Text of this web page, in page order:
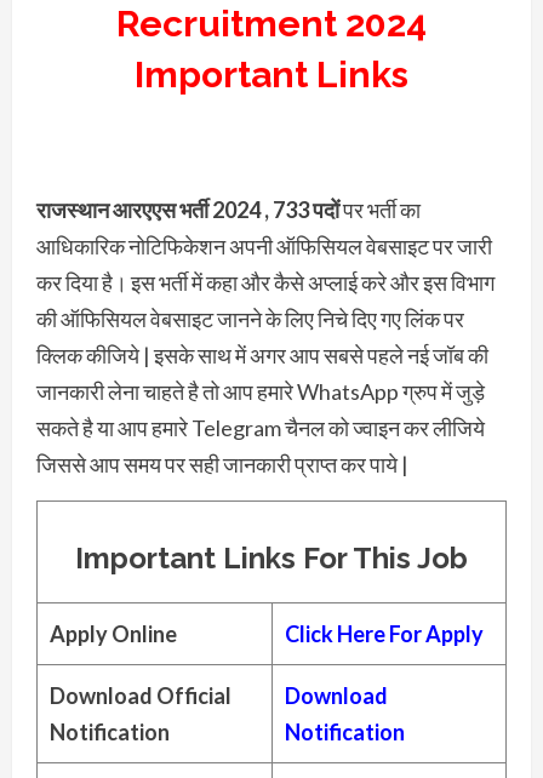
Recruitment 2024
Important Links
राजस्थान आरएएस भर्ती 2024 , 733 पदोंपर भर्ती का
आधिकारिक नोटिफिकेशन अपनी ऑफिसियल वेबसाइट पर जारी
कर दिया है। इस भर्ती में कहा और कैसे अप्लाई करे और इस विभाग
की ऑफिसियल वेबसाइट जानने के लिए निचे दिए गए लिंक पर
क्लिक कीजिये | इसके साथ में अगर आप सबसे पहले नई जॉब की
जानकारी लेना चाहते है तो आप हमारे WhatsApp ग्रुप में जुड़े
सकते है या आप हमारे Telegram चैनल को ज्वाइन कर लीजिये
जिससे आप समय पर सही जानकारी प्राप्त कर पाये |
Important Links For This Job
Apply Online Click Here For Apply
Download Official
Notification
Download
Notification